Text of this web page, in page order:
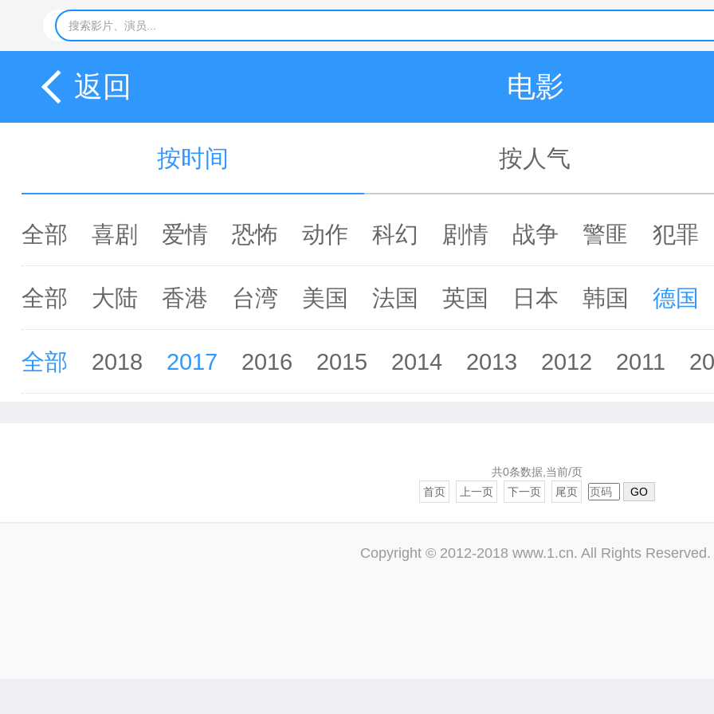
返回 电影
按时间 按人气
全部 喜剧 爱情 恐怖 动作 科幻 剧情 战争 警匪 犯罪
全部 大陆 香港 台湾 美国 法国 英国 日本 韩国 德国
全部 2018 2017 2016 2015 2014 2013 2012 2011
共0条数据,当前/页
首页
上一页 下一页 尾页 GO
Copyright © 2012-2018 www.1.cn. All Rights Reserved.